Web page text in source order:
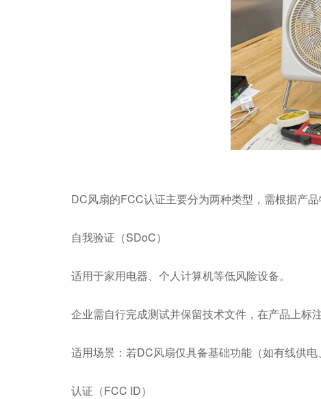
DC风扇的FCC认证主要分为两种类型，需根据产品
自我验证（SDoC）
适用于家用电器、个人计算机等低风险设备。
企业需自行完成测试并保留技术文件，在产品上标
适用场景：若DC风扇仅具备基础功能（如有线供电
认证（FCC ID）